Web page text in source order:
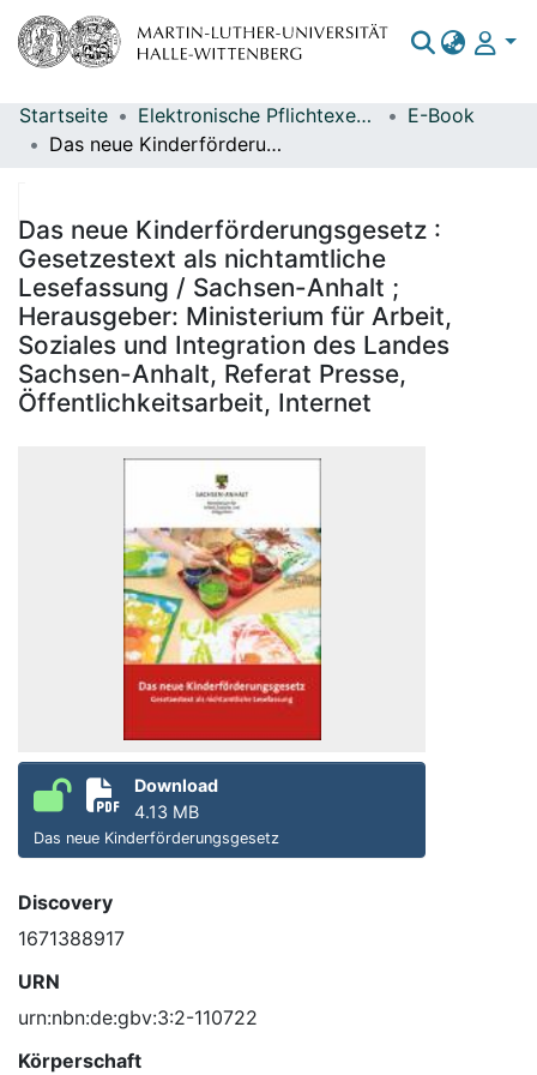
Bereiche & Sammlungen
Statistiken
Startseite Elektronische Pflichtexemplare
E-Book
Das neue Kinderförderungsgesetz : Gesetzestext als nichtamtliche Lesefassung / Sachsen-Anhalt ; Herausgeber: Ministerium für Arbeit, Soziales und Integration des Landes Sachsen-Anhalt, Referat Presse, Öffentlichkeitsarbeit, Internet
Das neue Kinderförderungsgesetz :
Gesetzestext als nichtamtliche
Lesefassung / Sachsen-Anhalt ;
Herausgeber: Ministerium für Arbeit,
Soziales und Integration des Landes
Sachsen-Anhalt, Referat Presse,
Öffentlichkeitsarbeit, Internet
Download
4.13 MB
Das neue Kinderförderungsgesetz
Discovery
1671388917
URN
urn:nbn:de:gbv:3:2-110722
Körperschaft